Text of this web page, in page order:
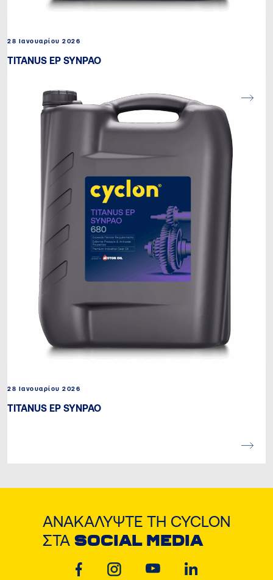
28 Ιανουαρίου 2026
TITANUS EP SYNPAO
28 Ιανουαρίου 2026
TITANUS EP SYNPAO
ΑΝΑΚΑΛΎΨΤΕ ΤΗ CYCLON
ΣΤΑ SOCIAL MEDIA